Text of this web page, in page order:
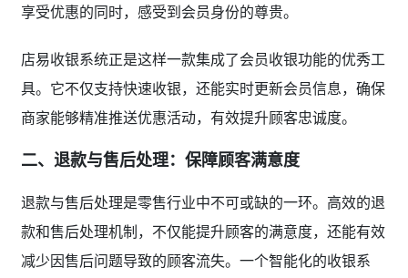
享受优惠的同时，感受到会员身份的尊贵。
店易收银系统正是这样一款集成了会员收银功能的优秀工
具。它不仅支持快速收银，还能实时更新会员信息，确保
商家能够精准推送优惠活动，有效提升顾客忠诚度。
二、退款与售后处理：保障顾客满意度
退款与售后处理是零售行业中不可或缺的一环。高效的退
款和售后处理机制，不仅能提升顾客的满意度，还能有效
减少因售后问题导致的顾客流失。一个智能化的收银系